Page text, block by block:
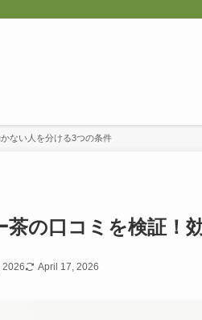
ない人を分ける3つの条件
茶の口コミを検証！
2026 April 17, 2026